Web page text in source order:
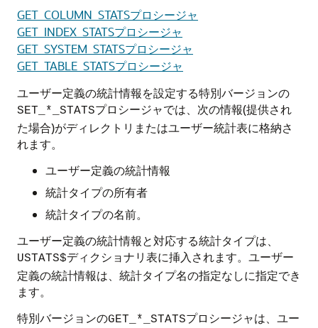
GET_COLUMN_STATSプロシージャ
GET_INDEX_STATSプロシージャ
GET_SYSTEM_STATSプロシージャ
GET_TABLE_STATSプロシージャ
ユーザー定義の統計情報を設定する特別バージョンの
SET_*_STATSプロシージャでは、次の情報(提供され
た場合)がディレクトリまたはユーザー統計表に格納さ
れます。
ユーザー定義の統計情報
統計タイプの所有者
統計タイプの名前。
ユーザー定義の統計情報と対応する統計タイプは、
USTATS$ディクショナリ表に挿入されます。ユーザー
定義の統計情報は、統計タイプ名の指定なしに指定でき
ます。
特別バージョンのGET_*_STATSプロシージャは、ユー